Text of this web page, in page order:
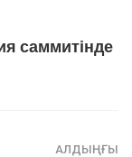
саммитінде
АЛДЫҢҒЫ